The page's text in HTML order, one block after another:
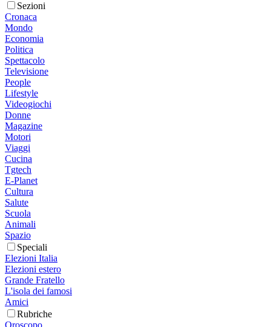
Sezioni
Cronaca
Mondo
Economia
Politica
Spettacolo
Televisione
People
Lifestyle
Videogiochi
Donne
Magazine
Motori
Viaggi
Cucina
Tgtech
E-Planet
Cultura
Salute
Scuola
Animali
Spazio
Speciali
Elezioni Italia
Elezioni estero
Grande Fratello
L'isola dei famosi
Amici
Rubriche